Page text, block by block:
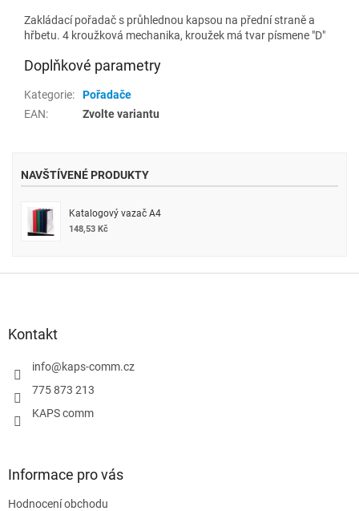
Zakládací pořadač s průhlednou kapsou na přední straně a
hřbetu. 4 kroužková mechanika, kroužek má tvar písmene "D"
Doplňkové parametry
Kategorie:
Pořadače
EAN: Zvolte variantu
NAVŠTÍVENÉ PRODUKTY
Katalogový vazač A4
148,53 Kč
Kontakt
info@kaps-comm.cz
775 873 213
KAPS comm
Informace pro vás
Hodnocení obchodu